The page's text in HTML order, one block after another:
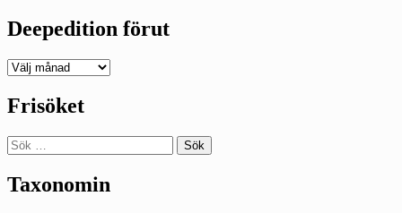
Deepedition förut
Deepedition
Frisöket
Sök
efter:
Taxonomin